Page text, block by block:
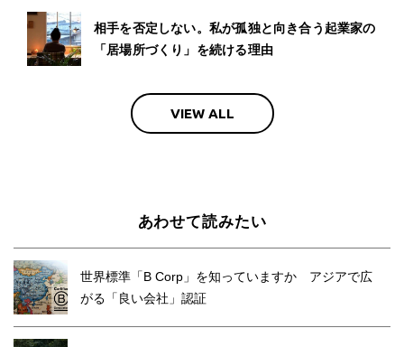
相手を否定しない。私が孤独と向き合う起業家の
「居場所づくり」を続ける理由
VIEW ALL
あわせて読みたい
世界標準「B Corp」を知っていますか アジアで広
がる「良い会社」認証